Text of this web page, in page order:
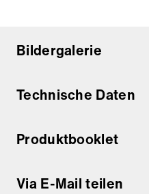
Bildergalerie
Technische Daten
Produktbooklet
Via E-Mail teilen